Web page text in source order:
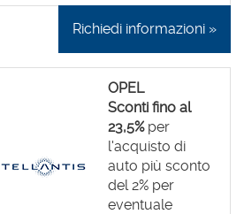
Richiedi informazioni »
OPEL
Sconti fino al
23,5%per
l'acquisto di
auto più sconto
del 2% per
eventuale